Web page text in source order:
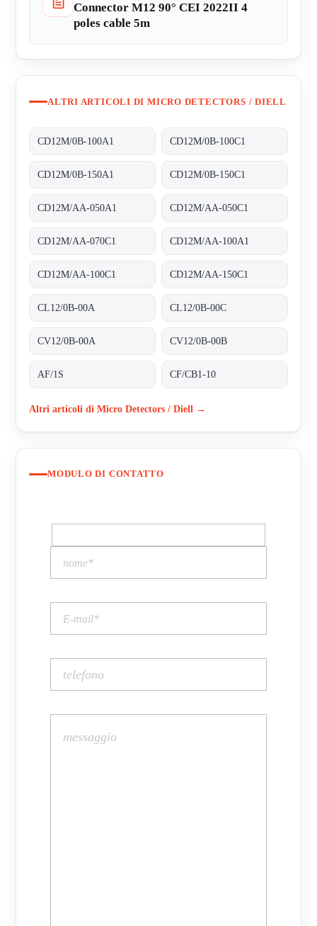
Connector M12 90° CEI 2022II 4
poles cable 5m
ALTRI ARTICOLI DI MICRO DETECTORS / DIELL
CD12M/0B-100A1 CD12M/0B-100C1
CD12M/0B-150A1 CD12M/0B-150C1
CD12M/AA-050A1 CD12M/AA-050C1
CD12M/AA-070C1 CD12M/AA-100A1
CD12M/AA-100C1 CD12M/AA-150C1
CL12/0B-00A CL12/0B-00C
CV12/0B-00A CV12/0B-00B
AF/1S CF/CB1-10
Altri articoli di Micro Detectors / Diell →
MODULO DI CONTATTO